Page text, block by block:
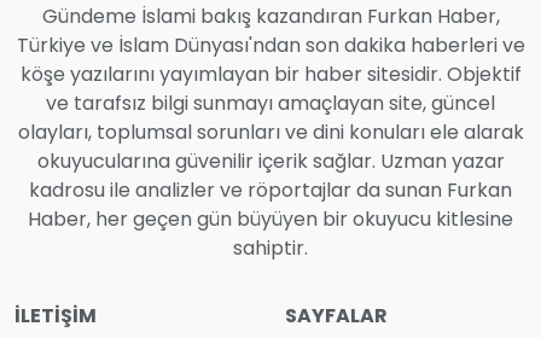
Gündeme İslami bakış kazandıran Furkan Haber,
Türkiye ve İslam Dünyası'ndan son dakika haberleri ve
köşe yazılarını yayımlayan bir haber sitesidir. Objektif
ve tarafsız bilgi sunmayı amaçlayan site, güncel
olayları, toplumsal sorunları ve dini konuları ele alarak
okuyucularına güvenilir içerik sağlar. Uzman yazar
kadrosu ile analizler ve röportajlar da sunan Furkan
Haber, her geçen gün büyüyen bir okuyucu kitlesine
sahiptir.
İLETIŞIM
SAYFALAR